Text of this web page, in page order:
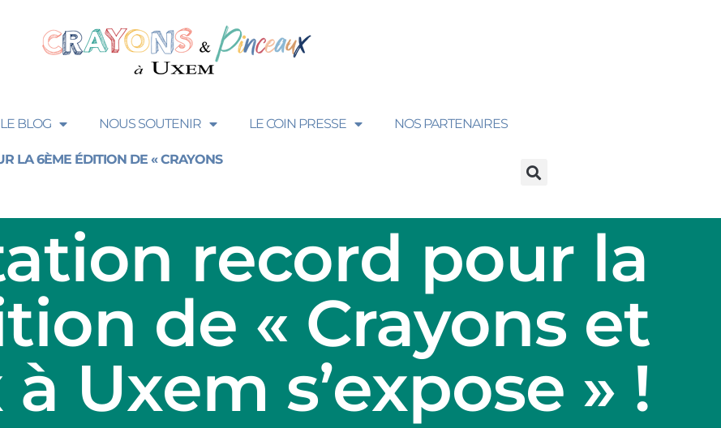
LE BLOG NOUS SOUTENIR LE COIN PRESSE NOS PARTENAIRES
record pour la
de « Crayons et
Uxem s’expose » !